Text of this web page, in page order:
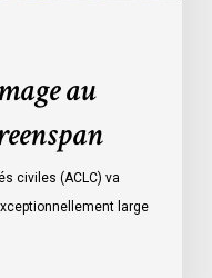
au
civiles (ACLC) va
large